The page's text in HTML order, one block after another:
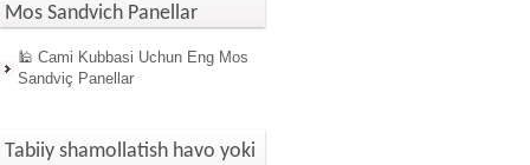
Mos Sandvich Panellar
🕌 Cami Kubbasi Uchun Eng Mos
Sandviç Panellar
Tabiiy shamollatish havo yoki